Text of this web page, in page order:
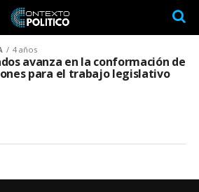
4 años
avanza en la conformación de
para el trabajo legislativo